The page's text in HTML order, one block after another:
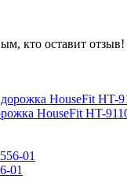
кто оставит отзыв!
HouseFit HT-
01